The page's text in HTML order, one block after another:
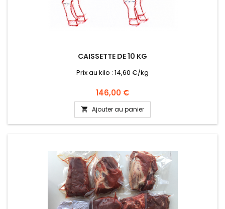
CAISSETTE DE 10 KG
Prix au kilo : 14,60 €/kg
Prix
146,00 €
 Ajouter au panier